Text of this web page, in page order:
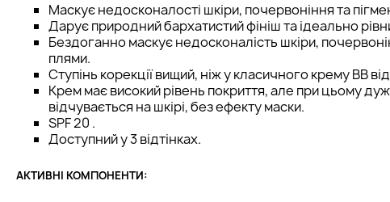
Маскує недосконалості шкіри, почервоніння та
Дарує природний бархатистий фініш та ідеально
Бездоганно маскує недосконалість шкіри,
плями.
Ступінь корекції вищий, ніж у класичного крему BB
Крем має високий рівень покриття, але при цьому
відчувається на шкірі, без ефекту маски.
SPF 20 .
Доступний у 3 відтінках.
АКТИВНІ КОМПОНЕНТИ: